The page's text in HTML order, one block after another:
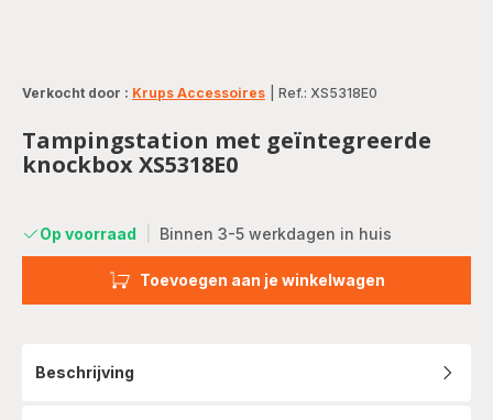
Verkocht door : Krups Accessoires Ref.: XS5318E0
Tampingstation met geïntegreerde
knockbox XS5318E0
Op voorraad Binnen 3-5 werkdagen in huis
Toevoegen aan je winkelwagen
Beschrijving